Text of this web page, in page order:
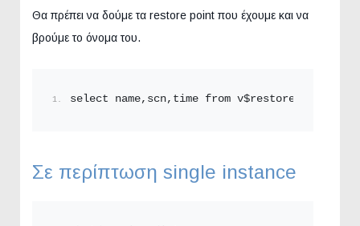
Θα πρέπει να δούμε τα restore point που έχουμε και να
βρούμε το όνομα του.
select name,scn,time from v$restore_point;
Σε περίπτωση single instance